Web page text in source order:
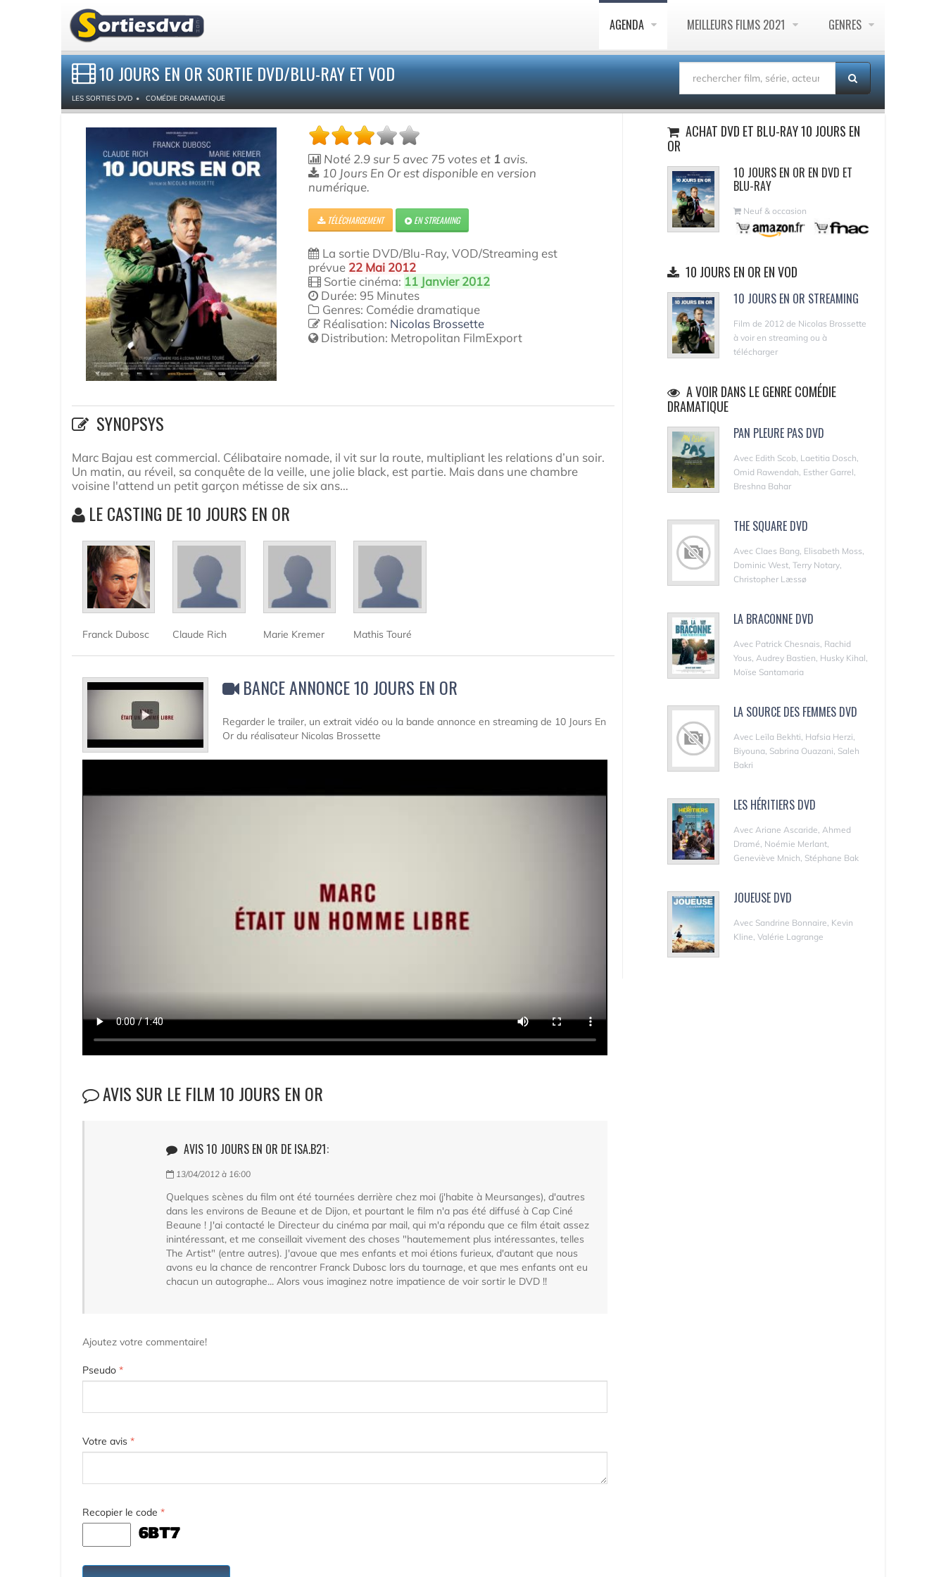
AGENDA MEILLEURS FILMS 2021 GENRES
10 JOURS EN OR SORTIE DVD/BLU-RAY ET VOD
LES SORTIES DVD COMÉDIE DRAMATIQUE
Noté 2.9sur5 avec 75votes et 1 avis.
10 Jours En Or est disponible en version
numérique.
TÉLÉCHARGEMENT EN STREAMING
La sortie DVD/Blu-Ray, VOD/Streaming est
prévue 22 Mai 2012
Sortie cinéma: 11 Janvier 2012
Durée: 95 Minutes
Genres: Comédie dramatique
Réalisation: Nicolas Brossette
Distribution: Metropolitan FilmExport
SYNOPSYS
Marc Bajau est commercial. Célibataire nomade, il vit sur la route, multipliant les relations d’un soir.
Un matin, au réveil, sa conquête de la veille, une jolie black, est partie. Mais dans une chambre
voisine l'attend un petit garçon métisse de six ans…
LE CASTING DE 10 JOURS EN OR
Franck Dubosc Claude Rich Marie Kremer Mathis Touré
BANCE ANNONCE 10 JOURS EN OR
Regarder le trailer, un extrait vidéo ou la bande annonce en streaming de 10 Jours En
Or du réalisateur Nicolas Brossette
AVIS SUR LE FILM 10 JOURS EN OR
AVIS 10 JOURS EN OR DE ISA.B21:
13/04/2012 à 16:00
Quelques scènes du film ont été tournées derrière chez moi (j'habite à Meursanges), d'autres
dans les environs de Beaune et de Dijon, et pourtant le film n'a pas été diffusé à Cap Ciné
Beaune ! J'ai contacté le Directeur du cinéma par mail, qui m'a répondu que ce film était assez
inintéressant, et me conseillait vivement des choses "hautemement plus intéressantes, telles
The Artist" (entre autres). J'avoue que mes enfants et moi étions furieux, d'autant que nous
avons eu la chance de rencontrer Franck Dubosc lors du tournage, et que mes enfants ont eu
chacun un autographe... Alors vous imaginez notre impatience de voir sortir le DVD !!
Ajoutez votre commentaire!
Pseudo *
Votre avis *
Recopier le code *
ACHAT DVD ET BLU-RAY 10 JOURS EN
OR
10 JOURS EN OR EN DVD ET
BLU-RAY
Neuf & occasion
10 JOURS EN OR EN VOD
10 JOURS EN OR STREAMING
Film de 2012 de Nicolas Brossette
à voir en streaming ou à
télécharger
A VOIR DANS LE GENRE COMÉDIE
DRAMATIQUE
PAN PLEURE PAS DVD
Avec Edith Scob, Laetitia Dosch,
Omid Rawendah, Esther Garrel,
Breshna Bahar
THE SQUARE DVD
Avec Claes Bang, Elisabeth Moss,
Dominic West, Terry Notary,
Christopher Læssø
LA BRACONNE DVD
Avec Patrick Chesnais, Rachid
Yous, Audrey Bastien, Husky Kihal,
Moïse Santamaria
LA SOURCE DES FEMMES DVD
Avec Leïla Bekhti, Hafsia Herzi,
Biyouna, Sabrina Ouazani, Saleh
Bakri
LES HÉRITIERS DVD
Avec Ariane Ascaride, Ahmed
Dramé, Noémie Merlant,
Geneviève Mnich, Stéphane Bak
JOUEUSE DVD
Avec Sandrine Bonnaire, Kevin
Kline, Valérie Lagrange